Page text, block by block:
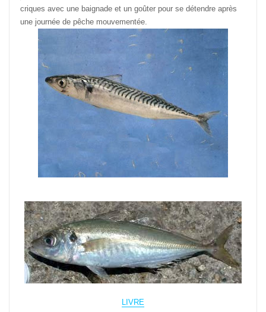
criques avec une baignade et un goûter pour se détendre après
une journée de pêche mouvementée.
LIVRE